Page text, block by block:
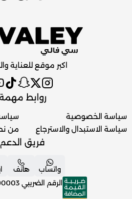
اكبر موقع للعناية
روابط
سياسة الخصوصية
سياسة الاستبدال والاسترجاع
من
فريق الدعم
واتساب هاتف
الرقم الضريبي